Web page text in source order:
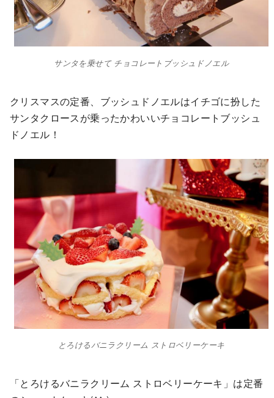
サンタを乗せて チョコレートブッシュドノエル
クリスマスの定番、ブッシュドノエルはイチゴに扮した
サンタクロースが乗ったかわいいチョコレートブッシュ
ドノエル！
とろけるバニラクリーム ストロベリーケーキ
「とろけるバニラクリーム ストロベリーケーキ」は定番